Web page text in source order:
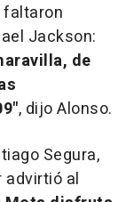
faltaron
Jackson:
de
, dijo Alonso.
Segura,
advirtió al